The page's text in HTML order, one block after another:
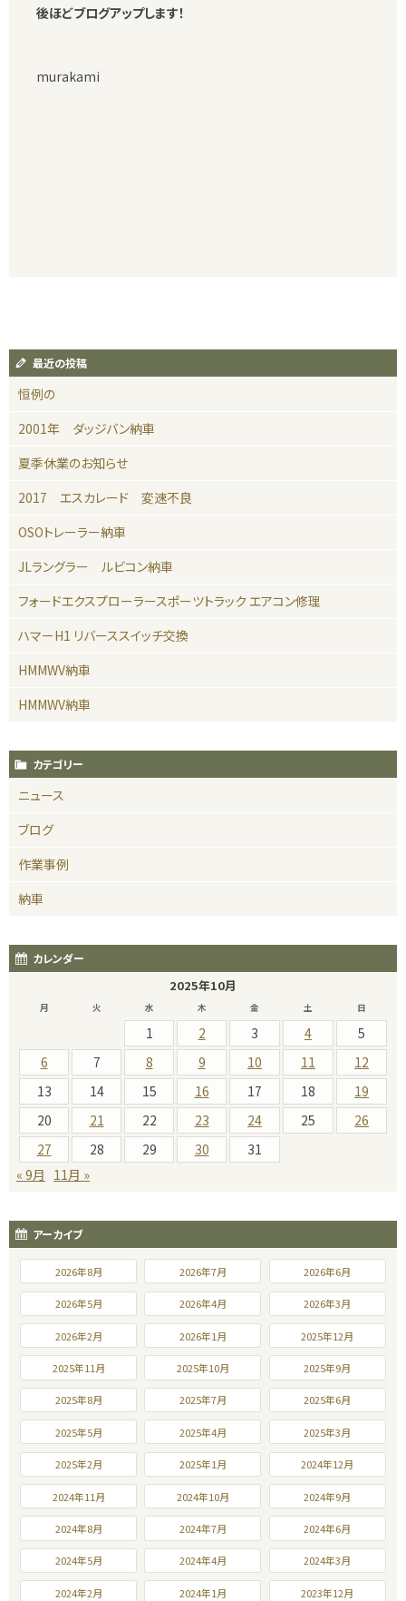
後ほどブログアップします！
murakami
最近の投稿
恒例の
2001年 ダッジバン納車
夏季休業のお知らせ
2017 エスカレード 変速不良
OSOトレーラー納車
JLラングラー ルビコン納車
フォードエクスプローラースポーツトラック エアコン修理
ハマーH1 リバーススイッチ交換
HMMWV納車
HMMWV納車
カテゴリー
ニュース
ブログ
作業事例
納車
カレンダー
2025年10月
月 火 水 木 金 土 日
1 2 3 4
5
6
7 8 9 10 11
12
13
14 15 16 17 18
19
20
21 22 23 24 25
26
27
28 29 30
31
« 9月 11月 »
アーカイブ
2026年8月 2026年7月 2026年6月
2026年5月 2026年4月 2026年3月
2026年2月 2026年1月 2025年12月
2025年11月 2025年10月 2025年9月
2025年8月 2025年7月 2025年6月
2025年5月 2025年4月 2025年3月
2025年2月 2025年1月 2024年12月
2024年11月 2024年10月 2024年9月
2024年8月 2024年7月 2024年6月
2024年5月 2024年4月 2024年3月
2024年2月 2024年1月 2023年12月